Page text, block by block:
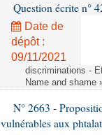
Question écrite n°
Date de
dépôt :
09/11/2021
discriminations -
Name and shame
N° 2663 -
vulnérables aux